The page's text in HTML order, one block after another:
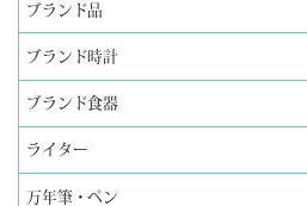
ブランド品
ブランド時計
ブランド食器
ライター
万年筆・ペン